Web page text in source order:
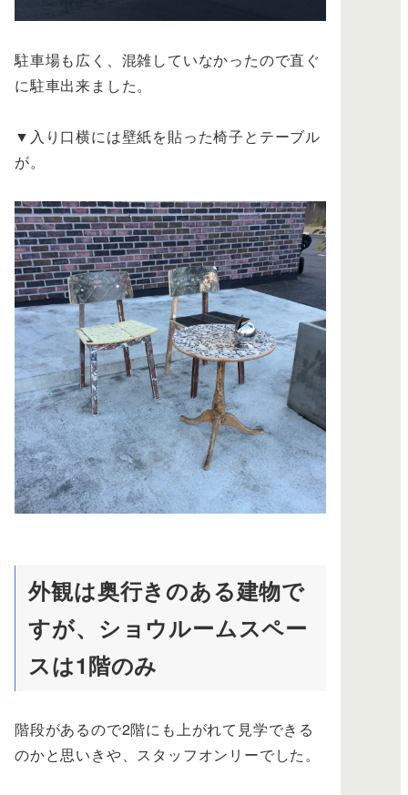
駐車場も広く、混雑していなかったので直ぐ
に駐車出来ました。
▼入り口横には壁紙を貼った椅子とテーブル
が。
外観は奥行きのある建物で
すが、ショウルームスペー
スは1階のみ
階段があるので2階にも上がれて見学できる
のかと思いきや、スタッフオンリーでした。